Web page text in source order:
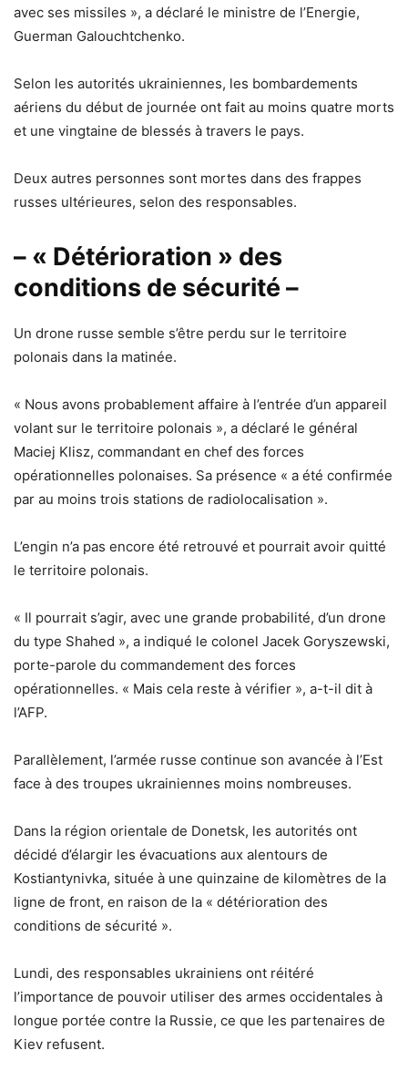
avec ses missiles », a déclaré le ministre de l’Energie,
Guerman Galouchtchenko.
Selon les autorités ukrainiennes, les bombardements
aériens du début de journée ont fait au moins quatre morts
et une vingtaine de blessés à travers le pays.
Deux autres personnes sont mortes dans des frappes
russes ultérieures, selon des responsables.
– « Détérioration » des
conditions de sécurité –
Un drone russe semble s’être perdu sur le territoire
polonais dans la matinée.
« Nous avons probablement affaire à l’entrée d’un appareil
volant sur le territoire polonais », a déclaré le général
Maciej Klisz, commandant en chef des forces
opérationnelles polonaises. Sa présence « a été confirmée
par au moins trois stations de radiolocalisation ».
L’engin n’a pas encore été retrouvé et pourrait avoir quitté
le territoire polonais.
« Il pourrait s’agir, avec une grande probabilité, d’un drone
du type Shahed », a indiqué le colonel Jacek Goryszewski,
porte-parole du commandement des forces
opérationnelles. « Mais cela reste à vérifier », a-t-il dit à
l’AFP.
Parallèlement, l’armée russe continue son avancée à l’Est
face à des troupes ukrainiennes moins nombreuses.
Dans la région orientale de Donetsk, les autorités ont
décidé d’élargir les évacuations aux alentours de
Kostiantynivka, située à une quinzaine de kilomètres de la
ligne de front, en raison de la « détérioration des
conditions de sécurité ».
Lundi, des responsables ukrainiens ont réitéré
l’importance de pouvoir utiliser des armes occidentales à
longue portée contre la Russie, ce que les partenaires de
Kiev refusent.